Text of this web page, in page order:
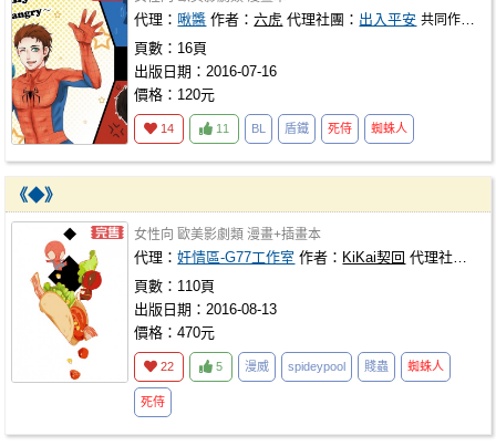
代理： 啾醬 作者：六虎 代理社團： 出入平安 共同作者：
頁數：16頁
出版日期：2016-07-16
價格：120元
14 11 BL 盾鐵 死侍 蜘蛛人
《◆》
女性向 歐美影劇類 漫畫+插畫本
代理：奸情區-G77工作室 作者： KiKai契回 代理社團：
頁數：110頁
出版日期：2016-08-13
價格：470元
22 5 漫威 spideypool 賤蟲 蜘蛛人
死侍